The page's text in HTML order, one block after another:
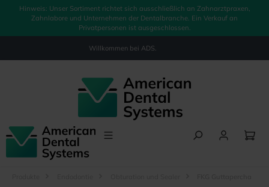
springen
Hinweis: Unser Sortiment richtet sich ausschließlich an Zahnarztpraxen,
Zahnlabore und Unternehmen der Dentalbranche. Ein Verkauf an
Privatpersonen ist ausgeschlossen.
Willkommen bei ADS.